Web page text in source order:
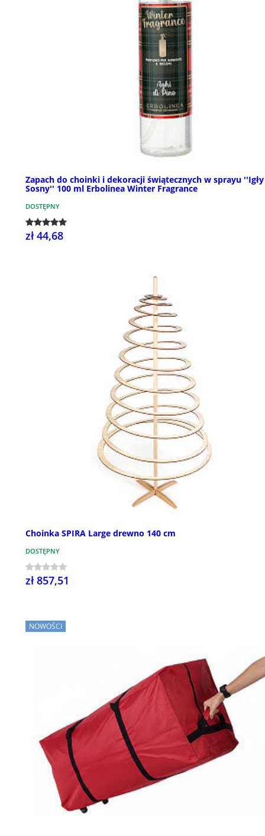
Zapach do choinki i dekoracji świątecznych w sprayu ''Igły
Sosny'' 100 ml Erbolinea Winter Fragrance
DOSTĘPNY
zł 44,68
Choinka SPIRA Large drewno 140 cm
DOSTĘPNY
zł 857,51
NOWOŚCI